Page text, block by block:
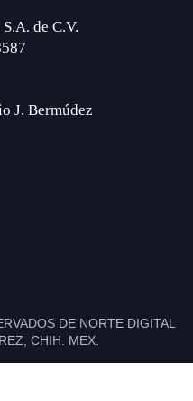
de C.V.
J. Bermúdez
DE NORTE DIGITAL
CHIH. MEX.